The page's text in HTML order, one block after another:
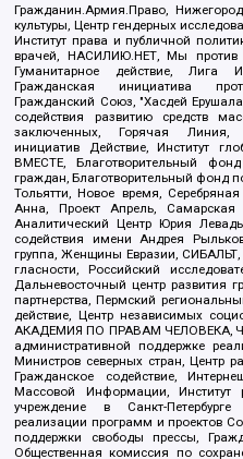
Гражданин.Армия.Право,
культуры, Центр гендерных
Институт права и публичной
врачей, НАСИЛИЮ.НЕТ, Мы против
Гуманитарное действие, Лига
Гражданская инициатива
Гражданский Союз, "Хасдей
содействия развитию средств
заключенных, Горячая Линия,
инициатив Действие, Институт
ВМЕСТЕ, Благотворительный
граждан, Благотворительный
Тольятти, Новое время,
Анна, Проект Апрель, Самарская
Аналитический Центр Юрия
содействия имени Андрея
группа, Женщины Евразии,
гласности, Российский
Дальневосточный центр развития
партнерства, Пермский
действие, Центр независимых
АКАДЕМИЯ ПО ПРАВАМ ЧЕЛОВЕКА,
административной поддержке
Министров северных стран, Центр
Гражданское содействие,
Массовой Информации, Институт
учреждение в Санкт-
реализации программ и проектов
поддержки свободы прессы,
Общественная комиссия по